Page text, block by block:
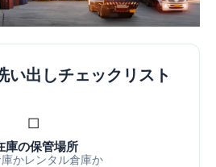
い出しチェックリスト
☐
庫の保管場所
庫かレンタル倉庫か